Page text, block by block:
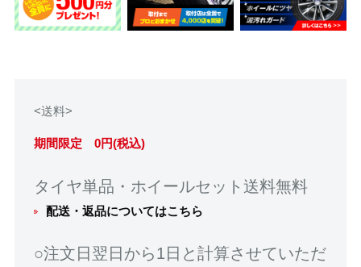
<送料>
期間限定 0円(税込)
タイヤ単品・ホイールセット送料無料
配送・返品についてはこちら
○注文日翌日から1日と計算させていただ